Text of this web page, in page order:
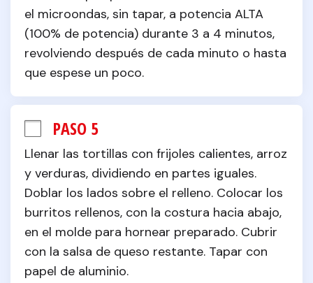
el microondas, sin tapar, a potencia ALTA
(100% de potencia) durante 3 a 4 minutos,
revolviendo después de cada minuto o hasta
que espese un poco.
PASO 5
Llenar las tortillas con frijoles calientes, arroz
y verduras, dividiendo en partes iguales.
Doblar los lados sobre el relleno. Colocar los
burritos rellenos, con la costura hacia abajo,
en el molde para hornear preparado. Cubrir
con la salsa de queso restante. Tapar con
papel de aluminio.